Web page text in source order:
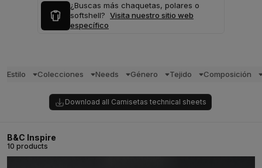
¿Buscas más chaquetas, polares o
softshell? Visita nuestro sitio web
específico
Estilo Colecciones Needs Género Tejido Composición
Download all Camisetas technical sheets
B&C Inspire
10 products